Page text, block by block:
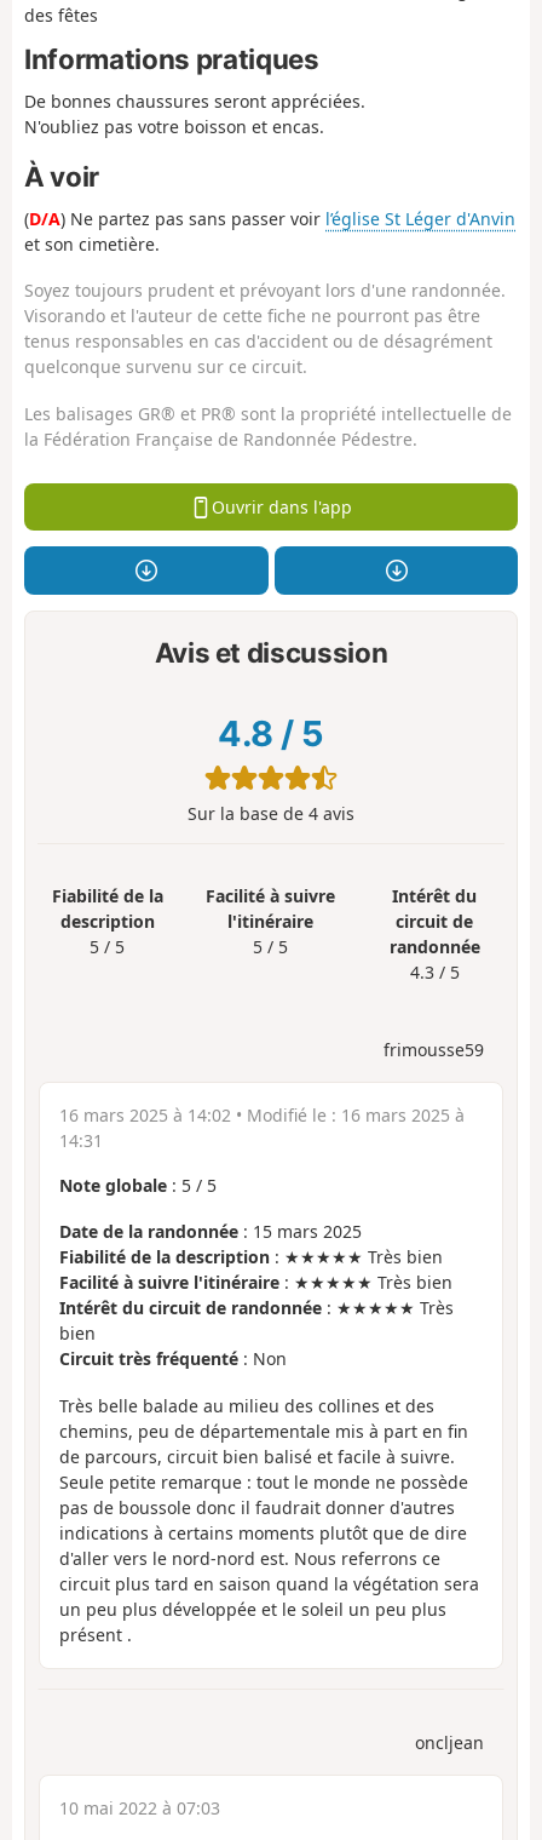
des fêtes
Informations pratiques
De bonnes chaussures seront appréciées.
N'oubliez pas votre boisson et encas.
À voir
(D/A) Ne partez pas sans passer voir l’église St Léger d'Anvin
et son cimetière.
Soyez toujours prudent et prévoyant lors d'une randonnée.
Visorando et l'auteur de cette fiche ne pourront pas être
tenus responsables en cas d'accident ou de désagrément
quelconque survenu sur ce circuit.
Les balisages GR® et PR® sont la propriété intellectuelle de
la Fédération Française de Randonnée Pédestre.
Ouvrir dans l'app
Avis et discussion
4.8 / 5
Sur la base de 4 avis
Fiabilité de la
description
5 / 5
Facilité à suivre
l'itinéraire
5 / 5
Intérêt du
circuit de
randonnée
4.3 / 5
frimousse59
16 mars 2025 à 14:02 • Modifié le : 16 mars 2025 à
14:31
Note globale : 5 / 5
Date de la randonnée : 15 mars 2025
Fiabilité de la description : ★★★★★ Très bien
Facilité à suivre l'itinéraire : ★★★★★ Très bien
Intérêt du circuit de randonnée : ★★★★★ Très
bien
Circuit très fréquenté : Non
Très belle balade au milieu des collines et des
chemins, peu de départementale mis à part en fin
de parcours, circuit bien balisé et facile à suivre.
Seule petite remarque : tout le monde ne possède
pas de boussole donc il faudrait donner d'autres
indications à certains moments plutôt que de dire
d'aller vers le nord-nord est. Nous referrons ce
circuit plus tard en saison quand la végétation sera
un peu plus développée et le soleil un peu plus
présent .
oncljean
10 mai 2022 à 07:03